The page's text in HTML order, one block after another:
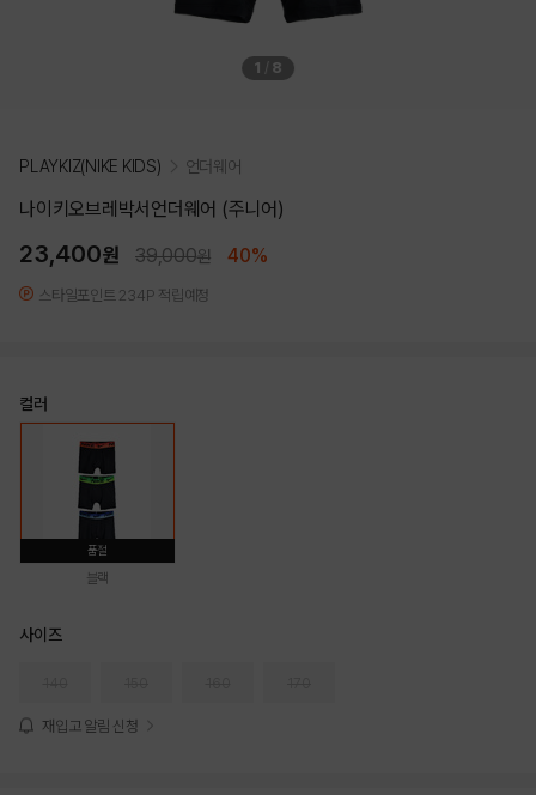
1 / 8
PLAYKIZ(NIKE KIDS) 언더웨어
나이키오브레박서언더웨어 (주니어)
23,400원 39,000원 40%
스타일포인트 234P 적립예정
컬러
품절
블랙
사이즈
재입고 알림 신청